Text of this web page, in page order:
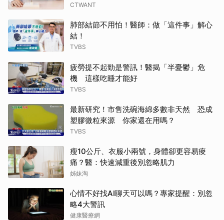
CTWANT
肺部結節不用怕！醫師：做「這件事」解心
結！
TVBS
疲勞提不起勁是警訊！醫揭「半憂鬱」危
機 這樣吃睡才能好
TVBS
最新研究！市售洗碗海綿多數非天然 恐成
塑膠微粒來源 你家還在用嗎？
TVBS
瘦10公斤、衣服小兩號，身體卻更容易痠
痛？醫：快速減重後別忽略肌力
姊妹淘
心情不好找AI聊天可以嗎？專家提醒：別忽
略4大警訊
健康醫療網